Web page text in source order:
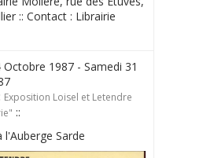
:: Contact : Librairie
1987 - Samedi 31
Exposition Loisel et Letendre
::
l'Auberge Sarde